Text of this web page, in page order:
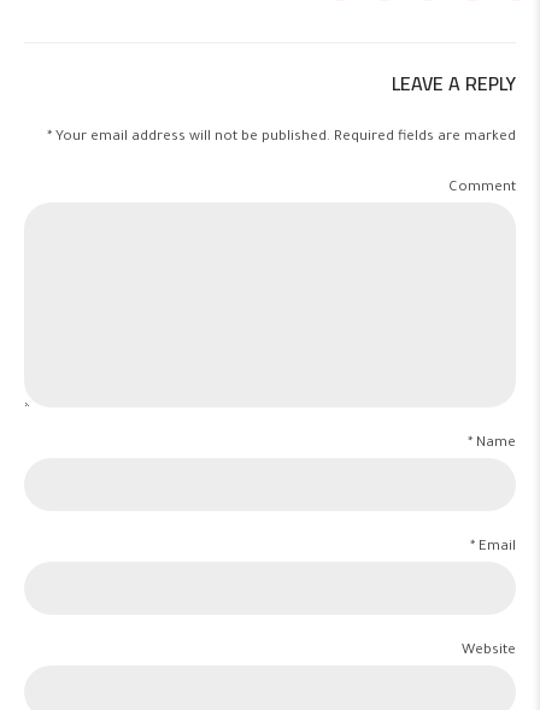
LEAVE A REPLY
Your email address will not be published. Required fields are marked *
Comment
Name *
Email *
Website